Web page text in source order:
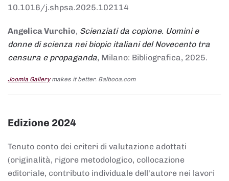
10.1016/j.shpsa.2025.102114
Angelica Vurchio, Scienziati da copione. Uomini e
donne di scienza nei biopic italiani del Novecento tra
censura e propaganda, Milano: Bibliografica, 2025.
Joomla Gallerymakes it better. Balbooa.com
Edizione 2024
Tenuto conto dei criteri di valutazione adottati
(originalità, rigore metodologico, collocazione
editoriale, contributo individuale dell'autore nei lavori